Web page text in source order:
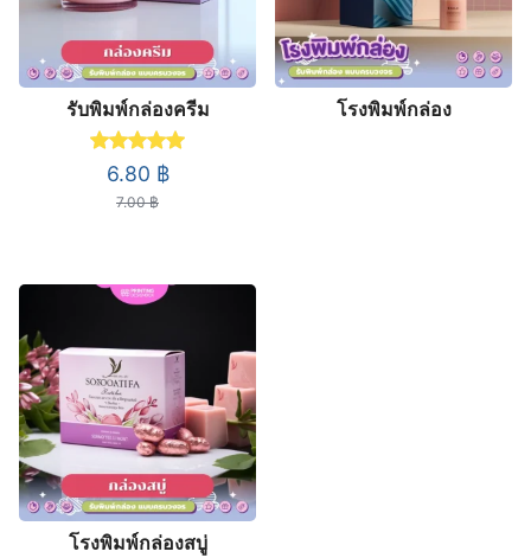
รับพิมพ์กล่องครีม
Rated5.00
7.00฿
Original
price
6.80 ฿Current
โรงพิมพ์กล่อง
โรงพิมพ์กล่องสบู่